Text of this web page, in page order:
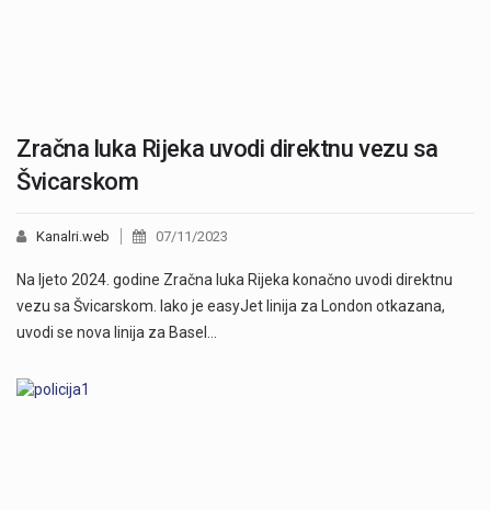
Zračna luka Rijeka uvodi direktnu vezu sa
Švicarskom
Kanalri.web 07/11/2023
Na ljeto 2024. godine Zračna luka Rijeka konačno uvodi direktnu
vezu sa Švicarskom. Iako je easyJet linija za London otkazana,
uvodi se nova linija za Basel…